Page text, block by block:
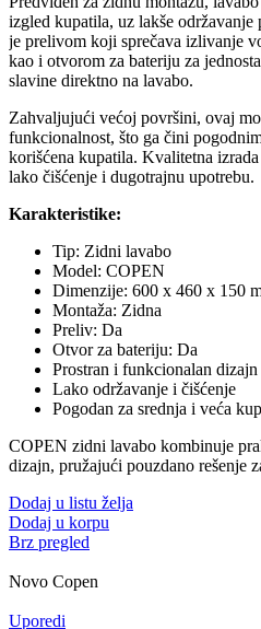
izgled kupatila, uz lakše održavanje
je prelivom koji sprečava izlivanje
kao i otvorom za bateriju za
slavine direktno na lavabo.
Zahvaljujući većoj površini, ovaj
funkcionalnost, što ga čini
korišćena kupatila. Kvalitetna
lako čišćenje i dugotrajnu upotrebu.
Karakteristike:
Tip: Zidni lavabo
Model: COPEN
Dimenzije: 600 x 460 x 150
Montaža: Zidna
Preliv: Da
Otvor za bateriju: Da
Prostran i funkcionalan dizajn
Lako održavanje i čišćenje
Pogodan za srednja i veća
COPEN zidni lavabo kombinuje
dizajn, pružajući pouzdano rešenje
Dodaj u listu želja
Dodaj u korpu
Brz pregled
Novo Copen
Uporedi